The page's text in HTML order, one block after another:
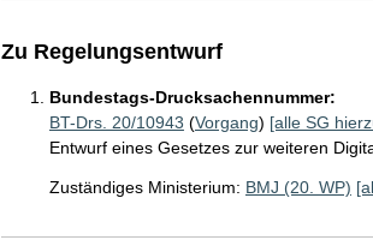
Zu Regelungsentwurf
Bundestags-Drucksachennummer:
BT-Drs. 20/10943 (Vorgang) [alle SG
Entwurf eines Gesetzes zur weiteren
Zuständiges Ministerium: BMJ (20. WP)